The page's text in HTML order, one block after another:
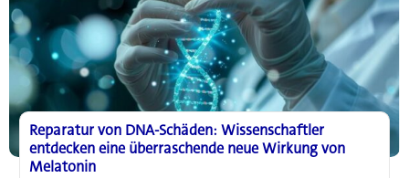
Reparatur von DNA-Schäden: Wissenschaftler
entdecken eine überraschende neue Wirkung von
Melatonin